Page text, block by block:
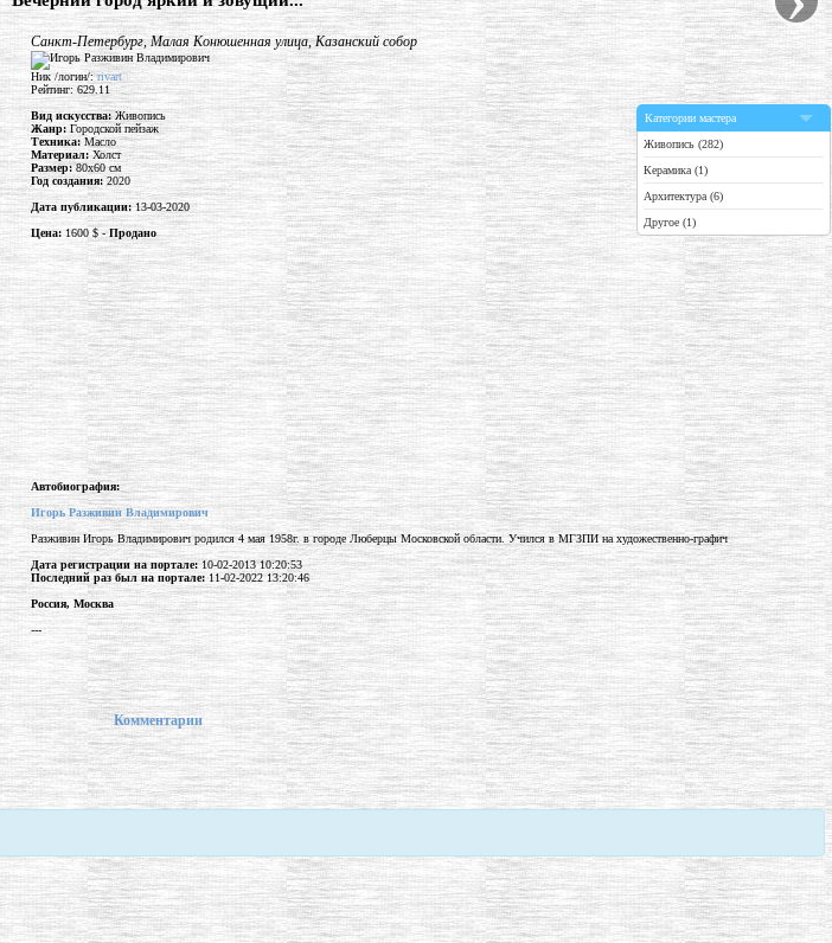
Санкт-Петербург, Малая Конюшенная улица, Казанский собор
Ник /логин/:rivart
Рейтинг: 629.11
Вид искусства:Живопись
Жанр: Городской пейзаж
Техника: Масло
Материал:Холст
Размер:80x60 см
Год создания:2020
Дата публикации:13-03-2020
Цена: 1600 $ -Продано
Категории мастера
Живопись (282)
Керамика (1)
Архитектура (6)
Другое (1)
Автобиография:
Игорь Разживин Владимирович
Разживин Игорь Владимирович родился 4 мая 1958г. в городе Люберцы Московской области. Учился в МГЗПИ на художественно-графич
Дата регистрации на портале:10-02-2013 10:20:53
Последний раз был на портале: 11-02-2022 13:20:46
Россия, Москва
---
Комментарии